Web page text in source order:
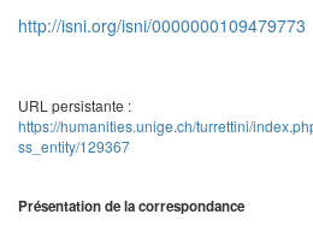
http://isni.org/isni/0000000109479773
URL persistante :
https://humanities.unige.ch/turrettini/
ss_entity/129367
Présentation de la correspondance